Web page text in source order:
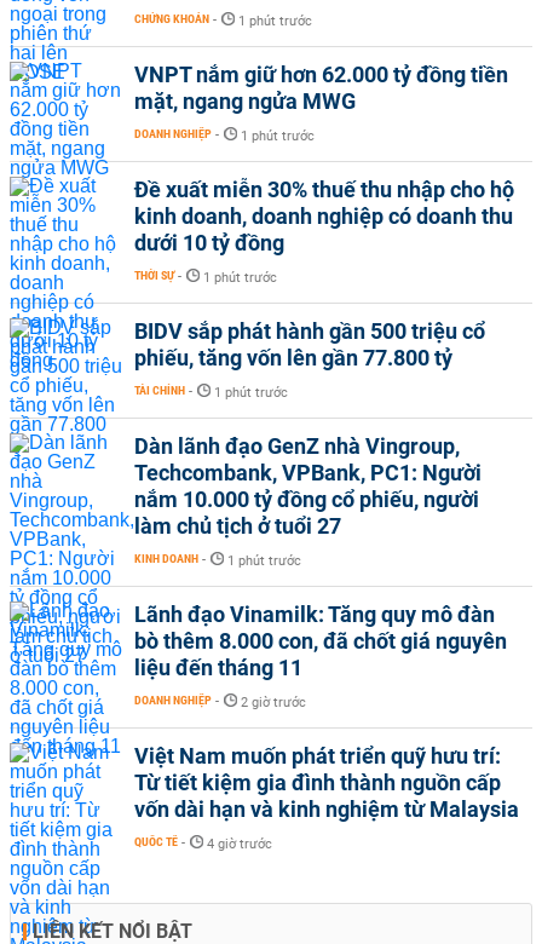
CHỨNG KHOÁN - 1 phút trước
VNPT nắm giữ hơn 62.000 tỷ đồng tiền
mặt, ngang ngửa MWG
DOANH NGHIỆP - 1 phút trước
Đề xuất miễn 30% thuế thu nhập cho hộ
kinh doanh, doanh nghiệp có doanh thu
dưới 10 tỷ đồng
THỜI SỰ - 1 phút trước
BIDV sắp phát hành gần 500 triệu cổ
phiếu, tăng vốn lên gần 77.800 tỷ
TÀI CHÍNH - 1 phút trước
Dàn lãnh đạo GenZ nhà Vingroup,
Techcombank, VPBank, PC1: Người
nắm 10.000 tỷ đồng cổ phiếu, người
làm chủ tịch ở tuổi 27
KINH DOANH - 1 phút trước
Lãnh đạo Vinamilk: Tăng quy mô đàn
bò thêm 8.000 con, đã chốt giá nguyên
liệu đến tháng 11
DOANH NGHIỆP - 2 giờ trước
Việt Nam muốn phát triển quỹ hưu trí:
Từ tiết kiệm gia đình thành nguồn cấp
vốn dài hạn và kinh nghiệm từ Malaysia
QUỐC TẾ - 4 giờ trước
LIÊN KẾT NỔI BẬT